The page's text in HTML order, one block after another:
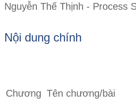
Nguyễn Thế Thịnh - Process
Nội dung chính
Chương Tên chương/bài